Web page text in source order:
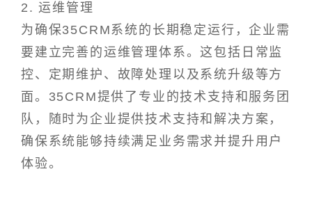
2. 运维管理
为确保35CRM系统的长期稳定运行，企业需
要建立完善的运维管理体系。这包括日常监
控、定期维护、故障处理以及系统升级等方
面。35CRM提供了专业的技术支持和服务团
队，随时为企业提供技术支持和解决方案，
确保系统能够持续满足业务需求并提升用户
体验。